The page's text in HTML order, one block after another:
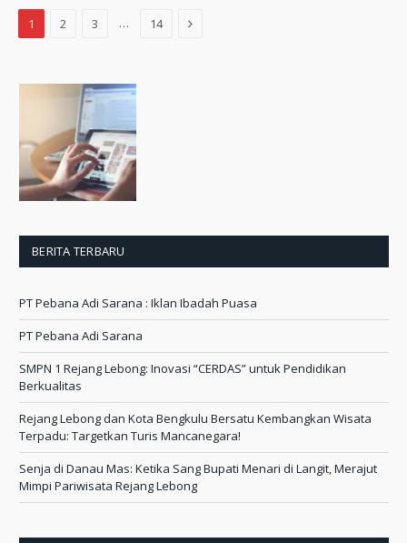
1 2 3 … 14 Next
BERITA TERBARU
PT Pebana Adi Sarana : Iklan Ibadah Puasa
PT Pebana Adi Sarana
SMPN 1 Rejang Lebong: Inovasi “CERDAS” untuk Pendidikan
Berkualitas
Rejang Lebong dan Kota Bengkulu Bersatu Kembangkan Wisata
Terpadu: Targetkan Turis Mancanegara!
Senja di Danau Mas: Ketika Sang Bupati Menari di Langit, Merajut
Mimpi Pariwisata Rejang Lebong